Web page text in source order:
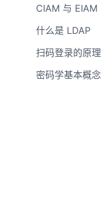
CIAM 与 EIAM
什么是 LDAP
扫码登录的原理
密码学基本概念